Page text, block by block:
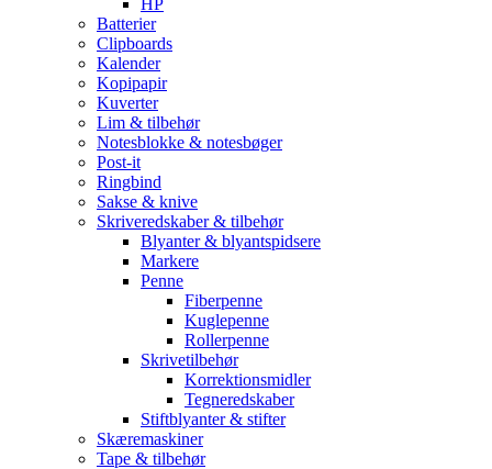
Batterier
Clipboards
Kalender
Kopipapir
Kuverter
Lim & tilbehør
Notesblokke & notesbøger
Post-it
Ringbind
Sakse & knive
Skriveredskaber & tilbehør
Blyanter & blyantspidsere
Markere
Penne
Fiberpenne
Kuglepenne
Rollerpenne
Skrivetilbehør
Korrektionsmidler
Tegneredskaber
Stiftblyanter & stifter
Skæremaskiner
Tape & tilbehør